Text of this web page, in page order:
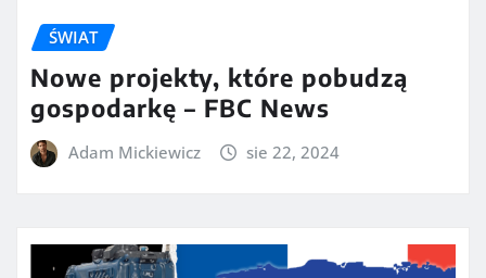
ŚWIAT
Nowe projekty, które pobudzą
gospodarkę – FBC News
Adam Mickiewicz sie 22, 2024